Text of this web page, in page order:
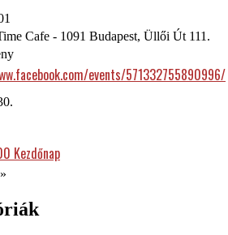
Cafe - 1091 Budapest, Üllői Út 111.
events/571332755890996/
Kezdőnap
»